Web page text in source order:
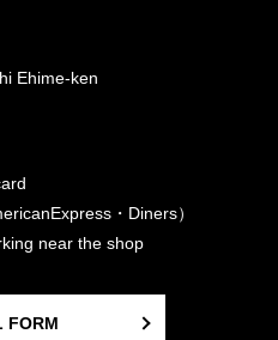
Ehime-ken
・Diners）
near the shop
FORM